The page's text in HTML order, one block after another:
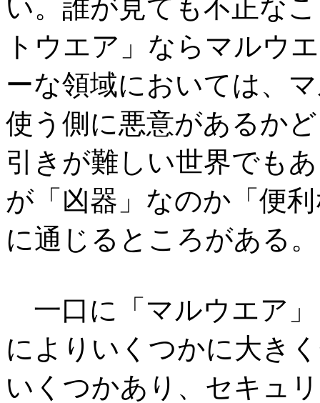
い。誰が見ても不正な
トウエア」ならマルウ
ーな領域においては、
使う側に悪意があるか
引きが難しい世界でも
が「凶器」なのか「便
に通じるところがある。
一口に「マルウエア
によりいくつかに大き
いくつかあり、セキュ